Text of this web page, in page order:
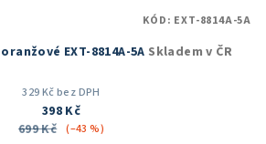
EXT-8814A-5A Skladem v ČR
329 Kč bez DPH
398 Kč
699 Kč (–43 %)
KÓD: EXT-8814A-5A